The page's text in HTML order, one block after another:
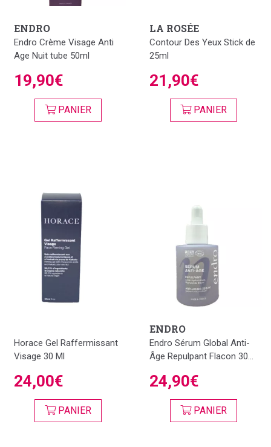
ENDRO
Endro Crème Visage Anti
Age Nuit tube 50ml
19,90€
PANIER
LA ROSÉE
Contour Des Yeux Stick de
25ml
21,90€
PANIER
Horace Gel Raffermissant
Visage 30 Ml
24,00€
PANIER
ENDRO
Endro Sérum Global Anti-
Âge Repulpant Flacon 30...
24,90€
PANIER